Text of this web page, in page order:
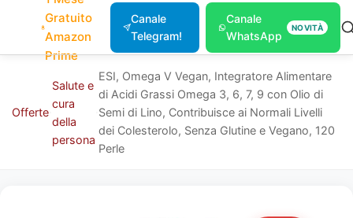
Gratuito
Amazon
Prime
Canale
Telegram!
Canale
WhatsApp
NOVITÀ
Offerte
Salute e
cura
della
persona
ESI, Omega V Vegan, Integratore Alimentare
di Acidi Grassi Omega 3, 6, 7, 9 con Olio di
Semi di Lino, Contribuisce ai Normali Livelli
dei Colesterolo, Senza Glutine e Vegano, 120
Perle